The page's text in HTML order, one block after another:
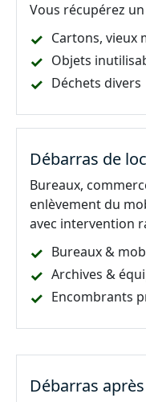
Vous récupérez
Cartons, vieux
Objets
Déchets divers
Débarras de
Bureaux,
enlèvement du
avec intervention
Bureaux &
Archives &
Encombrants
Débarras